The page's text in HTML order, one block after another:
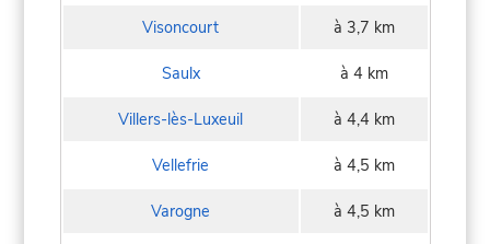
Visoncourt à 3,7 km
Saulx à 4 km
Villers-lès-Luxeuil à 4,4 km
Vellefrie à 4,5 km
Varogne à 4,5 km